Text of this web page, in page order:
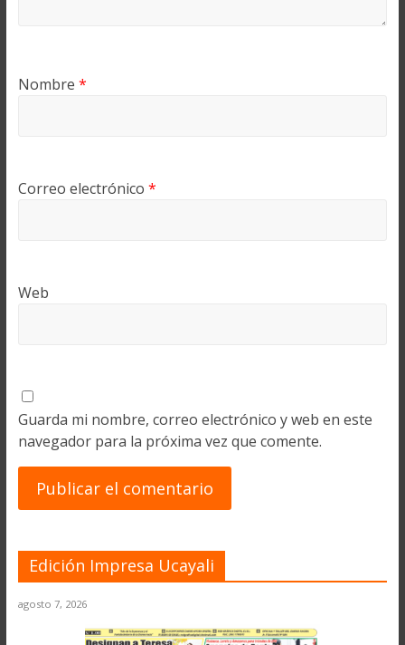
Nombre *
Correo electrónico *
Web
Guarda mi nombre, correo electrónico y web en este
navegador para la próxima vez que comente.
Edición Impresa Ucayali
agosto 7, 2026